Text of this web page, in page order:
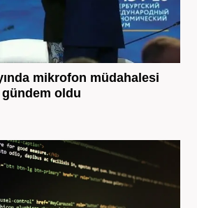
mikrofon müdahalesi
oldu